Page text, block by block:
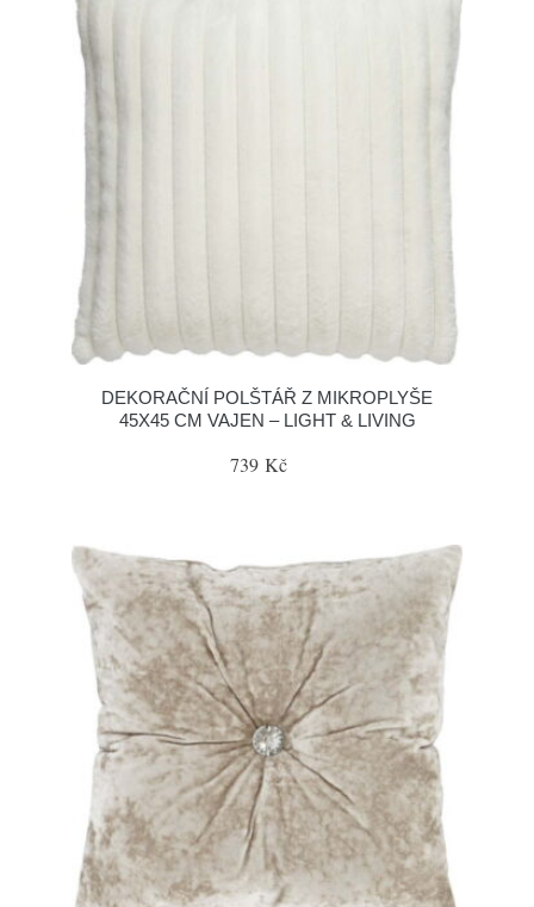
DEKORAČNÍ POLŠTÁŘ Z MIKROPLYŠE
45X45 CM VAJEN – LIGHT & LIVING
739 Kč